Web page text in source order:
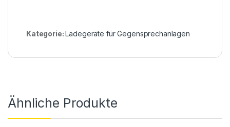
Kategorie:Ladegeräte für Gegensprechanlagen
Ähnliche Produkte